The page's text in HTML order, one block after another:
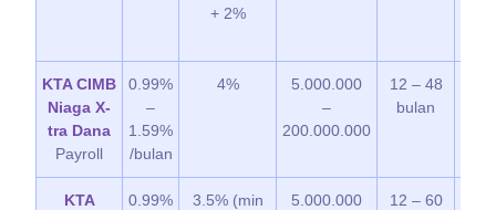
+ 2%
KTA CIMB
Niaga X-
tra Dana
Payroll
0.99%
–
1.59%
/bulan
4%
5.000.000
–
200.000.000
12 – 48
bulan
KTA
0.99%
3.5% (min
5.000.000
12 – 60